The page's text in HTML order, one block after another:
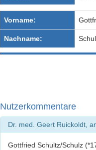
Vorname:
Nachname:
Nutzerkommentare
Dr. med. Geert Ruickoldt,
Gottfried Schultz/Schulz